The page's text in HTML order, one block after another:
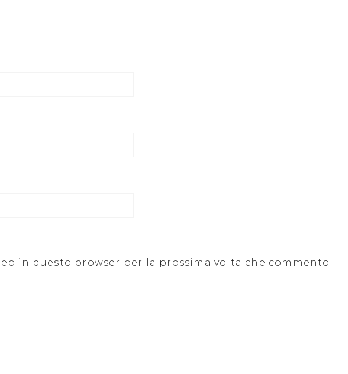
in questo browser per la prossima volta che commento.